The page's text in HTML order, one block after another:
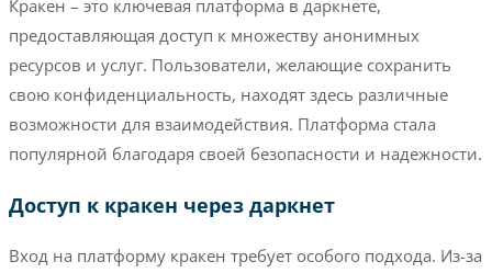
Кракен – это ключевая платформа в даркнете,
предоставляющая доступ к множеству анонимных
ресурсов и услуг. Пользователи, желающие сохранить
свою конфиденциальность, находят здесь различные
возможности для взаимодействия. Платформа стала
популярной благодаря своей безопасности и надежности.
Доступ к кракен через даркнет
Вход на платформу кракен требует особого подхода. Из-за